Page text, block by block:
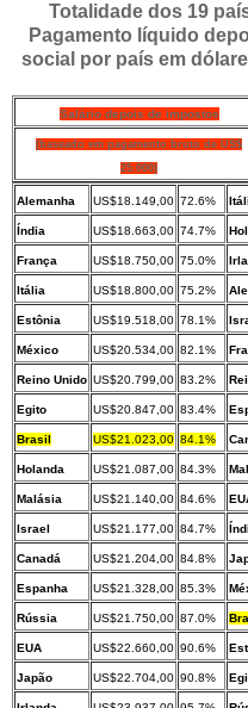
Totalidade dos 19
Pagamento líquido
social por país em
Salário depois de impostos
(baseado em pagamento bruto de US$
25.000)
Alemanha US$18.149,00 72.6%
Índia US$18.663,00 74.7%
França US$18.750,00 75.0%
Itália US$18.800,00 75.2%
Estônia US$19.518,00 78.1%
México US$20.534,00 82.1%
Reino Unido US$20.799,00 83.2%
Egito US$20.847,00 83.4%
Brasil US$21.023,00 84.1%
Holanda US$21.087,00 84.3%
Malásia US$21.140,00 84.6%
Israel US$21.177,00 84.7%
Canadá US$21.204,00 84.8%
Espanha US$21.328,00 85.3%
Rússia US$21.750,00 87.0%
EUA US$22.660,00 90.6%
Japão US$22.704,00 90.8%